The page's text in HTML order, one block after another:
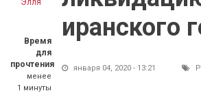
Элля
Время
для
прочтения
менее
1 минуты
иранского
января 04, 2020 - 13:21